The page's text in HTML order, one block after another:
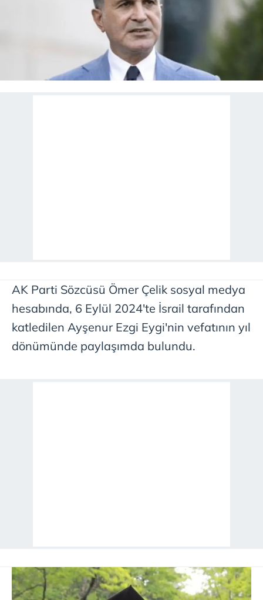
AK Parti Sözcüsü Ömer Çelik sosyal medya
hesabında, 6 Eylül 2024'te İsrail tarafından
katledilen Ayşenur Ezgi Eygi'nin vefatının yıl
dönümünde paylaşımda bulundu.